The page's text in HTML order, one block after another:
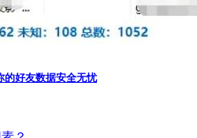
的好友数据安全无忧